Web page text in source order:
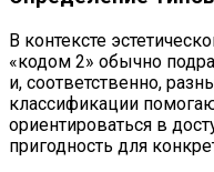
В контексте
«кодом 2» обычно
и, соответственно,
классификации
ориентироваться в
пригодность для